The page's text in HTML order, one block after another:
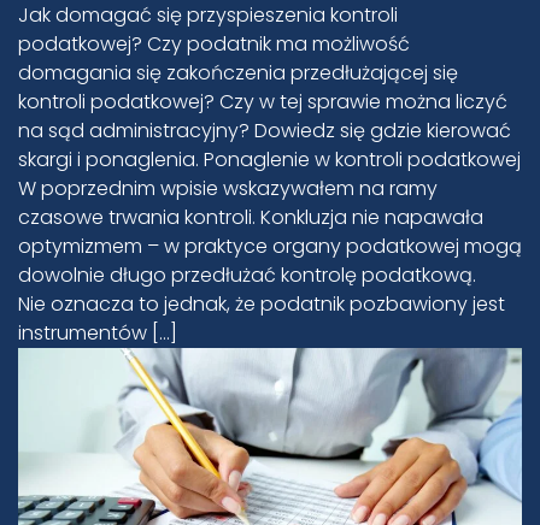
Jak domagać się przyspieszenia kontroli
podatkowej? Czy podatnik ma możliwość
domagania się zakończenia przedłużającej się
kontroli podatkowej? Czy w tej sprawie można liczyć
na sąd administracyjny? Dowiedz się gdzie kierować
skargi i ponaglenia. Ponaglenie w kontroli podatkowej
W poprzednim wpisie wskazywałem na ramy
czasowe trwania kontroli. Konkluzja nie napawała
optymizmem – w praktyce organy podatkowej mogą
dowolnie długo przedłużać kontrolę podatkową.
Nie oznacza to jednak, że podatnik pozbawiony jest
instrumentów […]